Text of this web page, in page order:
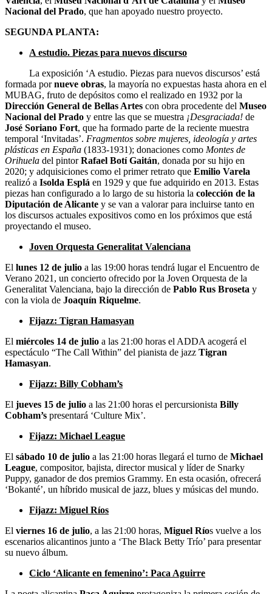
Nacional del Prado, que han apoyado nuestro proyecto.
SEGUNDA PLANTA:
A estudio. Piezas para nuevos discurso
La exposición ‘A estudio. Piezas para nuevos discursos’ está
formada pornueve obras, la mayoría no expuestas hasta ahora en el
MUBAG, fruto de depósitos como el realizado en 1932 por la
Dirección General de Bellas Artes con obra procedente del Museo
Nacional del Prado y entre las que se muestra ¡Desgraciada! de
José Soriano Fort, que ha formado parte de la reciente muestra
temporal ‘Invitadas’. Fragmentos sobre mujeres, ideología y artes
plásticas en España (1833-1931); donaciones como Montes de
Orihuela del pintorRafael Botí Gaitán, donada por su hijo en
2020; y adquisiciones como el primer retrato que Emilio Varela
realizó a Isolda Esplá en 1929 y que fue adquirido en 2013. Estas
piezas han configurado a lo largo de su historia la colección de la
Diputación de Alicante y se van a valorar para incluirse tanto en
los discursos actuales expositivos como en los próximos que está
proyectando el museo.
Joven Orquesta Generalitat Valenciana
El lunes 12 de julio a las 19:00 horas tendrá lugar el Encuentro de
Verano 2021, un concierto ofrecido por la Joven Orquesta de la
Generalitat Valenciana, bajo la dirección de Pablo Rus Broseta y
con la viola de Joaquín Riquelme.
Fijazz: Tigran Hamasyan
El miércoles 14 de julio a las 21:00 horas el ADDA acogerá el
espectáculo “The Call Within” del pianista de jazz Tigran
Hamasyan.
Fijazz: Billy Cobham’s
El jueves 15 de julio a las 21:00 horas el percursionista Billy
Cobham’s presentará ‘Culture Mix’.
Fijazz: Michael League
El sábado 10 de julio a las 21:00 horas llegará el turno de Michael
League, compositor, bajista, director musical y líder de Snarky
Puppy, ganador de dos premios Grammy. En esta ocasión, ofrecerá
‘Bokanté’, un híbrido musical de jazz, blues y músicas del mundo.
Fijazz: Miguel Ríos
El viernes 16 de julio, a las 21:00 horas, Miguel Ríos vuelve a los
escenarios alicantinos junto a ‘The Black Betty Trío’ para presentar
su nuevo álbum.
Ciclo ‘Alicante en femenino’: Paca Aguirre